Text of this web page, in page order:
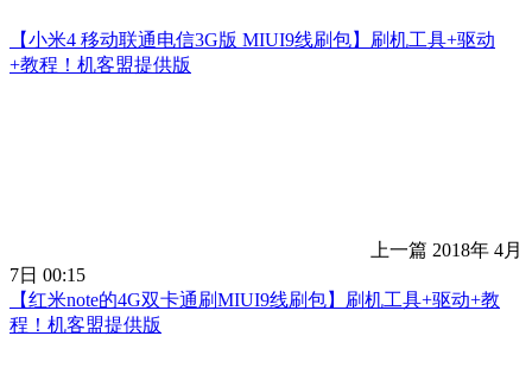
【小米4 移动联通电信3G版 MIUI9线刷包】刷机工具+驱动
+教程！机客盟提供版
上一篇 2018年 4月
7日 00:15
【红米note的4G双卡通刷MIUI9线刷包】刷机工具+驱动+教
程！机客盟提供版